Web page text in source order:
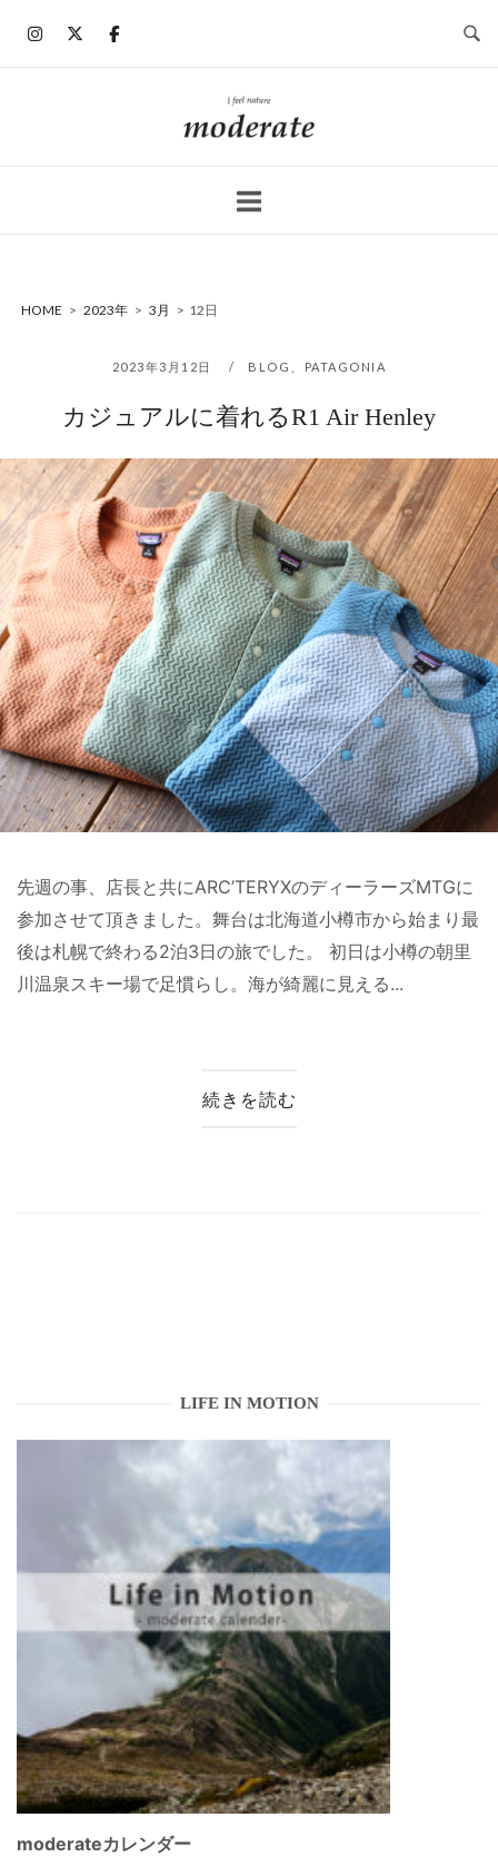
ホ
ー
HOME > 2023年 > 3月 > 12日
2023年3月12日 BLOG PATAGONIA
カジュアルに着れるR1 Air Henley
先週の事、店長と共にARC’TERYXのディーラーズMTGに
参加させて頂きました。舞台は北海道小樽市から始まり最
後は札幌で終わる2泊3日の旅でした。 初日は小樽の朝里
川温泉スキー場で足慣らし。海が綺麗に見える...
続きを読む
LIFE IN MOTION
moderateカレンダー